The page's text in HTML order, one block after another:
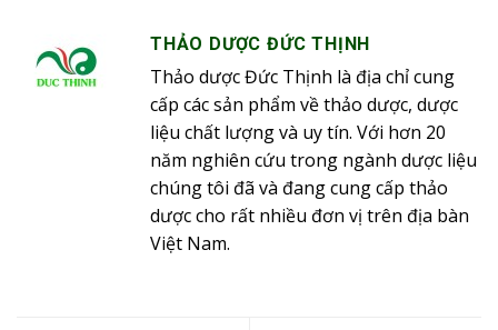
THẢO DƯỢC ĐỨC THỊNH
Thảo dược Đức Thịnh là địa chỉ cung
cấp các sản phẩm về thảo dược, dược
liệu chất lượng và uy tín. Với hơn 20
năm nghiên cứu trong ngành dược liệu
chúng tôi đã và đang cung cấp thảo
dược cho rất nhiều đơn vị trên địa bàn
Việt Nam.